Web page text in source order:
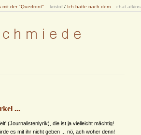
mit der "Querfront"... kristof / Ich hatte nach dem... chat atkins
...
(Journalistenlyrik), die ist ja vielleicht mächtig!
es mit ihr nicht geben ... nö, ach woher denn!